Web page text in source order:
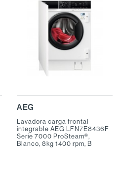
AEG
Lavadora carga frontal
integrable AEG LFN7E8436F
Serie 7000 ProSteam®,
Blanco, 8kg 1400 rpm, B